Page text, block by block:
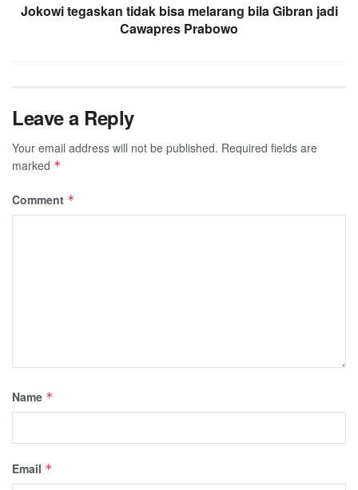
Jokowi tegaskan tidak bisa melarang bila Gibran jadi
Cawapres Prabowo
Leave a Reply
Your email address will not be published. Required fields are
marked *
Comment *
Name *
Email *